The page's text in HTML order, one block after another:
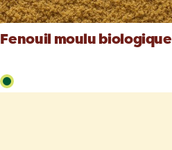
Fenouil moulu biologique